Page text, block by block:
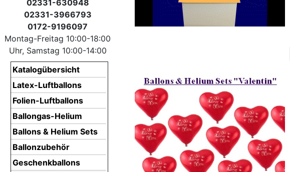
02331-630948
02331-3966793
0172-9196097
Montag-Freitag 10:00-18:00
Uhr, Samstag 10:00-14:00
Katalogübersicht
Latex-Luftballons
Folien-Luftballons
Ballongas-Helium
Ballons & Helium Sets
Ballonzubehör
Geschenkballons